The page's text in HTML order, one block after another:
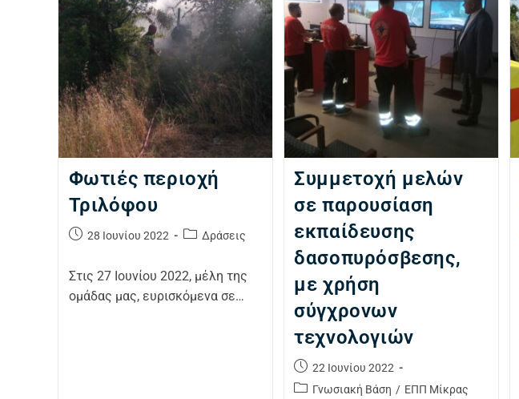
Φωτιές περιοχή
Τριλόφου
28 Ιουνίου 2022 Δράσεις
Στις 27 Ιουνίου 2022, μέλη της
ομάδας μας, ευρισκόμενα σε…
Συμμετοχή μελών
σε παρουσίαση
εκπαίδευσης
δασοπυρόσβεσης,
με χρήση
σύγχρονων
τεχνολογιών
22 Ιουνίου 2022
Γνωσιακή Βάση / ΕΠΠ Μίκρας